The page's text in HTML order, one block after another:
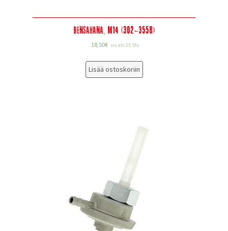
Bensahana, M14 (302-3558)
18,50€ sis alv 25.5%
Lisää ostoskoriin